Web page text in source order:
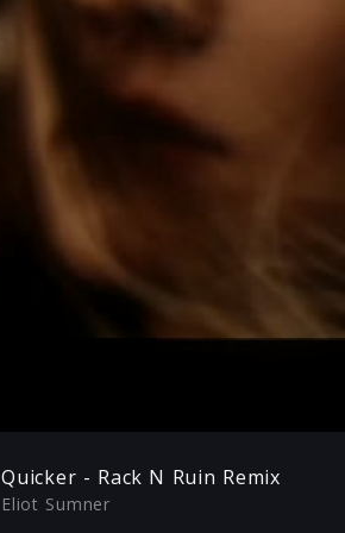
Quicker - Rack N Ruin Remix
Eliot Sumner